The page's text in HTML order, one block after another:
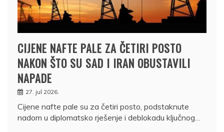
CIJENE NAFTE PALE ZA ČETIRI POSTO
NAKON ŠTO SU SAD I IRAN OBUSTAVILI
NAPADE
27. jul 2026.
Cijene nafte pale su za četiri posto, podstaknute
nadom u diplomatsko rješenje i deblokadu ključnog…